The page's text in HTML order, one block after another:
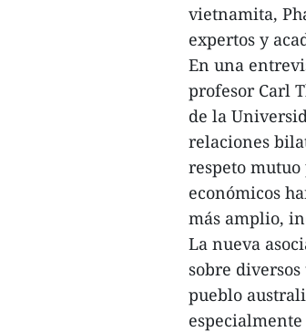
vietnamita,
expertos y
En una
profesor Carl
de la
relaciones
respeto
económicos
más amplio,
La nueva
sobre
pueblo